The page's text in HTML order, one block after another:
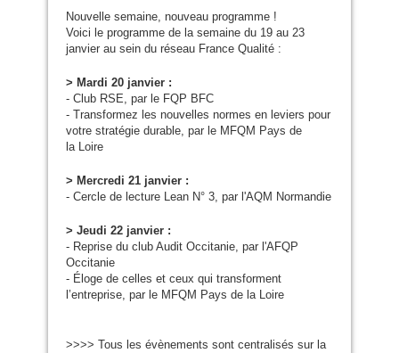
Nouvelle semaine, nouveau programme !
Voici le programme de la semaine du 19 au 23
janvier au sein du réseau France Qualité :
> Mardi 20 janvier :
- Club RSE, par le FQP BFC
- Transformez les nouvelles normes en leviers pour
votre stratégie durable, par le MFQM Pays de
la Loire
> Mercredi 21 janvier :
- Cercle de lecture Lean N° 3, par l'AQM Normandie
> Jeudi 22 janvier :
- Reprise du club Audit Occitanie, par l'AFQP
Occitanie
- Éloge de celles et ceux qui transforment
l’entreprise, par le MFQM Pays de la Loire
>>>> Tous les évènements sont centralisés sur la